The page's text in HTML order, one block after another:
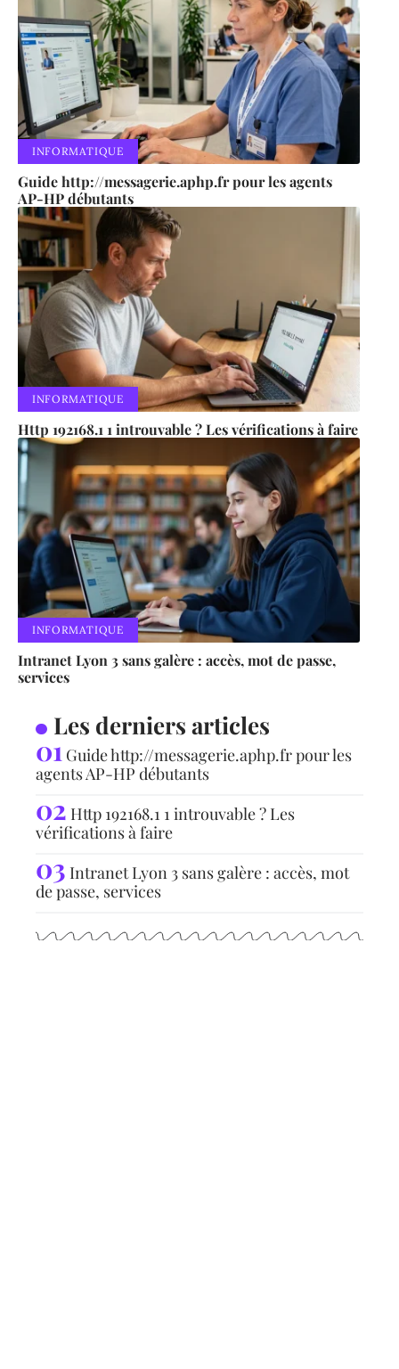
INFORMATIQUE
Guide http://messagerie.aphp.fr pour les agents
AP-HP débutants
INFORMATIQUE
Http 192168.1 1 introuvable ? Les vérifications à faire
INFORMATIQUE
Intranet Lyon 3 sans galère : accès, mot de passe,
services
Les derniers articles
Guide http://messagerie.aphp.fr pour les
agents AP-HP débutants
Http 192168.1 1 introuvable ? Les
vérifications à faire
Intranet Lyon 3 sans galère : accès, mot
de passe, services